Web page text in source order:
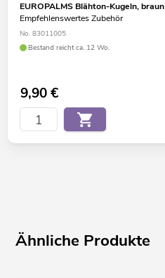
EUROPALMS Blähton-Kugeln, braun
Empfehlenswertes Zubehör
No. 83011005
Bestand reicht ca. 12 Wo.
9,90€
Ähnliche Produkte